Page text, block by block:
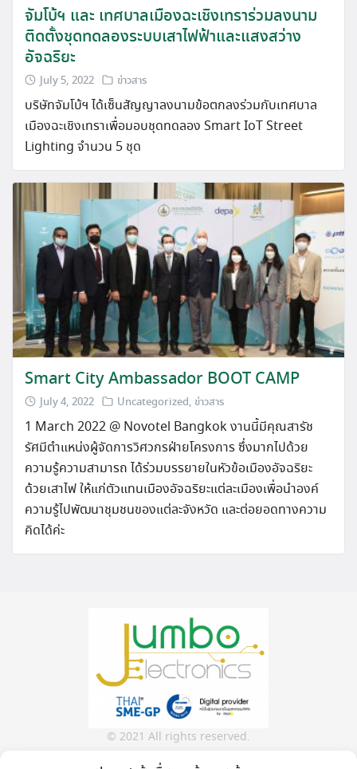
จัมโบ้ฯ และ เทศบาลเมืองฉะเชิงเทราร่วมลงนาม
ติดตั้งชุดทดลองระบบเสาไฟฟ้าและแสงสว่าง
อัจฉริยะ
July 5, 2022 ข่าวสาร
บริษัทจัมโบ้ฯ ได้เซ็นสัญญาลงนามข้อตกลงร่วมกับเทศบาล
เมืองฉะเชิงเทราเพื่อมอบชุดทดลอง Smart IoT Street
Lighting จำนวน 5 ชุด
Smart City Ambassador BOOT CAMP
July 4, 2022 Uncategorized, ข่าวสาร
1 March 2022 @ Novotel Bangkok งานนี้มีคุณสารัช
รัศมีตำแหน่งผู้จัดการวิศวกรฝ่ายโครงการ ซึ่งมากไปด้วย
ความรู้ความสามารถ ได้ร่วมบรรยายในหัวข้อเมืองอัจฉริยะ
ด้วยเสาไฟ ให้แก่ตัวแทนเมืองอัจฉริยะแต่ละเมืองเพื่อนำองค์
ความรู้ไปพัฒนาชุมชนของแต่ละจังหวัด และต่อยอดทางความ
คิดได้ค่ะ
© 2021 All rights reserved.